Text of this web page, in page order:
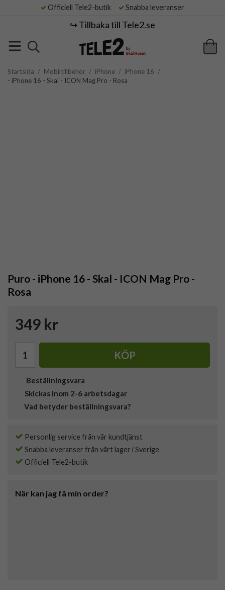
Officiell Tele2-butik Snabba leveranser
↪️ Tillbaka till Tele2.se
Startsida / Mobiltillbehör / iPhone / iPhone 16 /
- iPhone 16 - Skal - ICON Mag Pro - Rosa
Puro - iPhone 16 - Skal - ICON Mag Pro -
Rosa
349 kr
KÖP
Beställningsvara
Skickas inom 2-6 arbetsdagar
Vad betyder beställningsvara?
Personlig service från vår kundtjänst
Snabba leveranser från vårt lager i Sverige
Officiell Tele2-butik
När kan jag få min order?